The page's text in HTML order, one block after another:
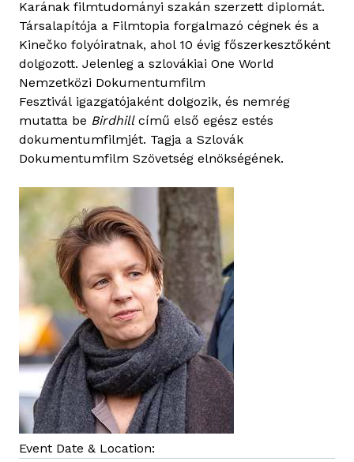
k
t
a
r
t
a
l
o
m
k
a
p
c
s
o
l
a
t
o
s
a
Karának filmtudományi szakán szerzett diplomát.
Társalapítója a Filmtopia forgalmazó cégnek és a
Kinečko folyóiratnak, ahol 10 évig főszerkesztőként
dolgozott. Jelenleg a szlovákiai One World
Nemzetközi Dokumentumfilm
Fesztivál igazgatójaként dolgozik, és nemrég
mutatta be Birdhillcímű első egész estés
dokumentumfilmjét. Tagja a Szlovák
Dokumentumfilm Szövetség elnökségének.
Event Date & Location: